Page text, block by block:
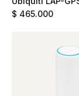
5GHz 17dBi
$ 465.000